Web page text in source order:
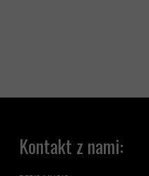
Kontakt z nami: